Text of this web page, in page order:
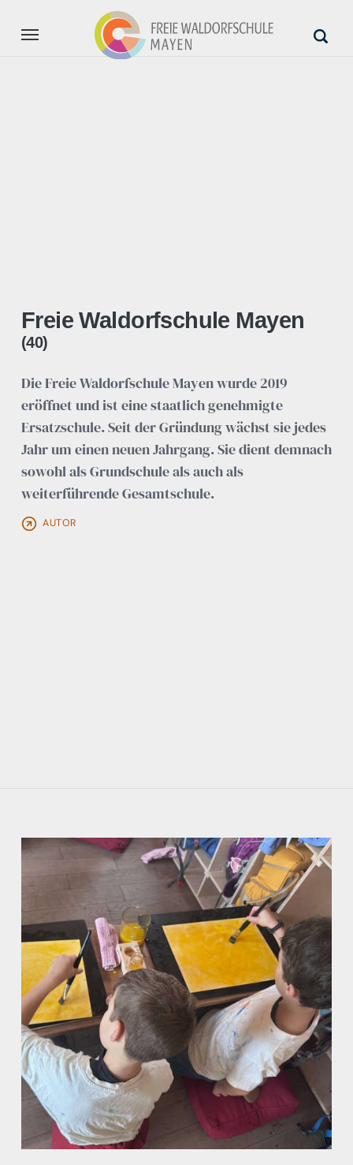
Freie Waldorfschule Mayen
(40)
Die Freie Waldorfschule Mayen wurde 2019
eröffnet und ist eine staatlich genehmigte
Ersatzschule. Seit der Gründung wächst sie jedes
Jahr um einen neuen Jahrgang. Sie dient demnach
sowohl als Grundschule als auch als
weiterführende Gesamtschule.
AUTOR